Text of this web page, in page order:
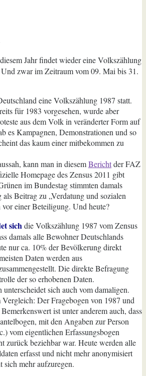
Jahr findet wieder eine Volkszählung
zwar im Zeitraum vom 09. Mai bis 31.
eine Volkszählung 1987 statt.
für 1983 vorgesehen, wurde aber
aus dem Volk in veränderter Form auf
es Kampagnen, Demonstrationen und so
das kaum einer mitbekommen zu
kann man in diesemBerichtder FAZ
Homepage des Zensus 2011 gibt
im Bundestag stimmten damals
Beitrag zu „Verdatung und sozialen
einer Beteiligung. Und heute?
sichdie Volkszählung 1987 vom Zensus
damals alle Bewohner Deutschlands
nur ca. 10% der Bevölkerung direkt
Daten werden aus
Die direkte Befragung
der so erhobenen Daten.
sich auch vom damaligen.
Der Fragebogen von 1987 und
ist unter anderem auch, dass
mit den Angaben zur Person
vom eigentlichen Erfassungsbogen
zurück beziehbar war. Heute werden alle
erfasst und nicht mehr anonymisiert
mehr aufzuregen.